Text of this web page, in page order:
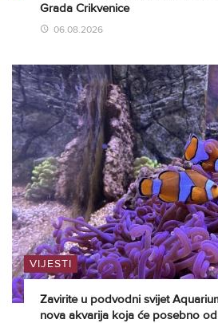
Grada Crikvenice
06.08.2026
VIJESTI
Zavirite u podvodni svijet
nova akvarija koja će posebno